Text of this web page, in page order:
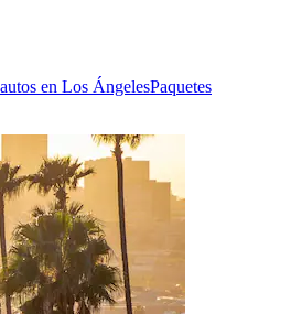
en Los ÁngelesPaquetes